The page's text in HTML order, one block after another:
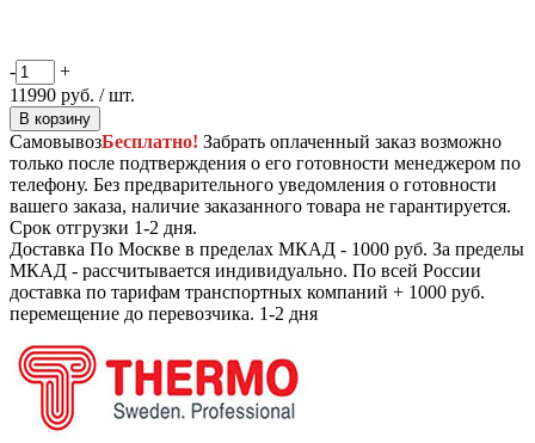
-
+
11990 руб. / шт.
В корзину
СамовывозБесплатно! Забрать оплаченный заказ возможно
только после подтверждения о его готовности менеджером по
телефону. Без предварительного уведомления о готовности
вашего заказа, наличие заказанного товара не гарантируется.
Срок отгрузки 1-2 дня.
Доставка По Москве в пределах МКАД - 1000 руб. За пределы
МКАД - рассчитывается индивидуально. По всей России
доставка по тарифам транспортных компаний + 1000 руб.
перемещение до перевозчика. 1-2 дня